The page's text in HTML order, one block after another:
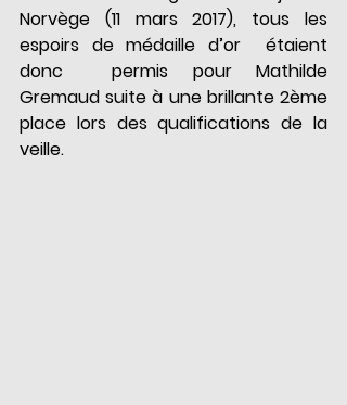
Norvège (11 mars 2017), tous les
espoirs de médaille d’or  étaient
donc  permis pour Mathilde
Gremaud suite à une brillante 2ème
place lors des qualifications de la
veille.